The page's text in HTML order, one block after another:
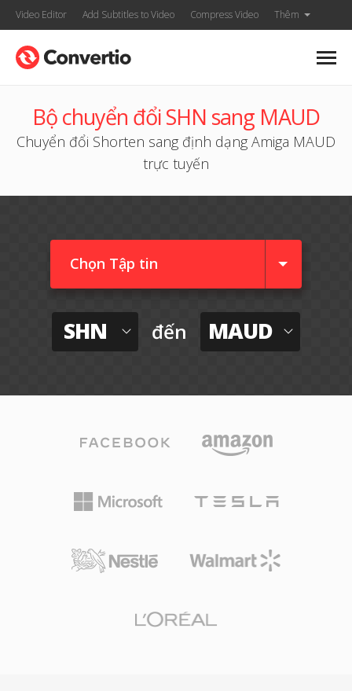
Video Editor Add Subtitles to Video Compress Video Thêm
Bộ chuyển đổi SHN sang MAUD
Chuyển đổi Shorten sang định dạng Amiga MAUD
trực tuyến
Chọn Tập tin
SHN đến MAUD